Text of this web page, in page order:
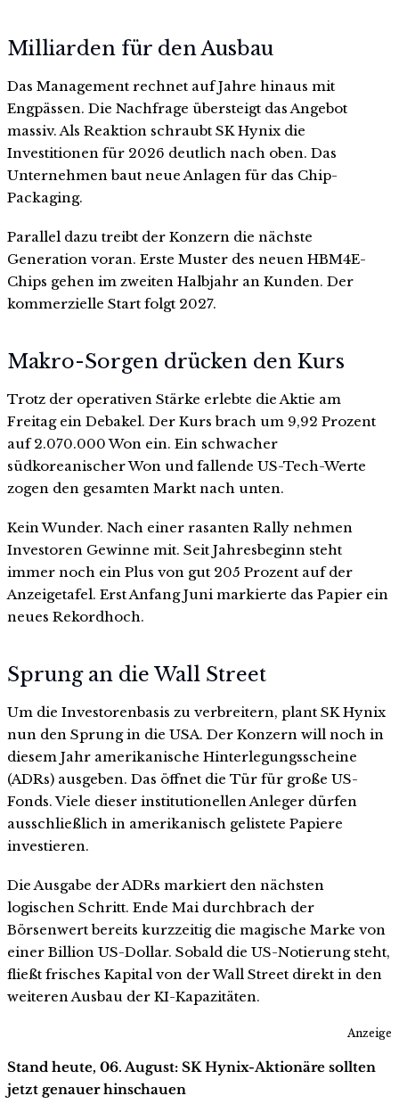
Milliarden für den Ausbau
Das Management rechnet auf Jahre hinaus mit
Engpässen. Die Nachfrage übersteigt das Angebot
massiv. Als Reaktion schraubt SK Hynix die
Investitionen für 2026 deutlich nach oben. Das
Unternehmen baut neue Anlagen für das Chip-
Packaging.
Parallel dazu treibt der Konzern die nächste
Generation voran. Erste Muster des neuen HBM4E-
Chips gehen im zweiten Halbjahr an Kunden. Der
kommerzielle Start folgt 2027.
Makro-Sorgen drücken den Kurs
Trotz der operativen Stärke erlebte die Aktie am
Freitag ein Debakel. Der Kurs brach um 9,92 Prozent
auf 2.070.000 Won ein. Ein schwacher
südkoreanischer Won und fallende US-Tech-Werte
zogen den gesamten Markt nach unten.
Kein Wunder. Nach einer rasanten Rally nehmen
Investoren Gewinne mit. Seit Jahresbeginn steht
immer noch ein Plus von gut 205 Prozent auf der
Anzeigetafel. Erst Anfang Juni markierte das Papier ein
neues Rekordhoch.
Sprung an die Wall Street
Um die Investorenbasis zu verbreitern, plant SK Hynix
nun den Sprung in die USA. Der Konzern will noch in
diesem Jahr amerikanische Hinterlegungsscheine
(ADRs) ausgeben. Das öffnet die Tür für große US-
Fonds. Viele dieser institutionellen Anleger dürfen
ausschließlich in amerikanisch gelistete Papiere
investieren.
Die Ausgabe der ADRs markiert den nächsten
logischen Schritt. Ende Mai durchbrach der
Börsenwert bereits kurzzeitig die magische Marke von
einer Billion US-Dollar. Sobald die US-Notierung steht,
fließt frisches Kapital von der Wall Street direkt in den
weiteren Ausbau der KI-Kapazitäten.
Anzeige
Stand heute, 06. August: SK Hynix-Aktionäre sollten
jetzt genauer hinschauen